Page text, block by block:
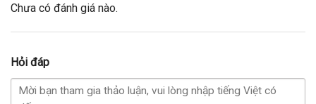
Chưa có đánh giá nào.
Hỏi đáp